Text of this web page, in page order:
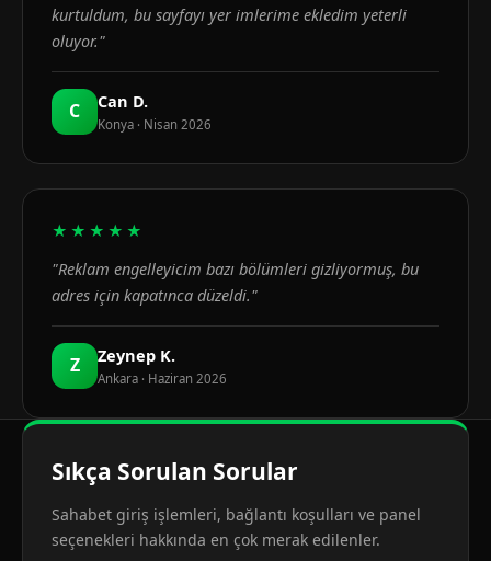
kurtuldum, bu sayfayı yer imlerime ekledim yeterli
oluyor."
C Can D.
Konya · Nisan 2026
★★★★★
"Reklam engelleyicim bazı bölümleri gizliyormuş, bu
adres için kapatınca düzeldi."
Z Zeynep K.
Ankara · Haziran 2026
Sıkça Sorulan Sorular
Sahabet giriş işlemleri, bağlantı koşulları ve panel
seçenekleri hakkında en çok merak edilenler.